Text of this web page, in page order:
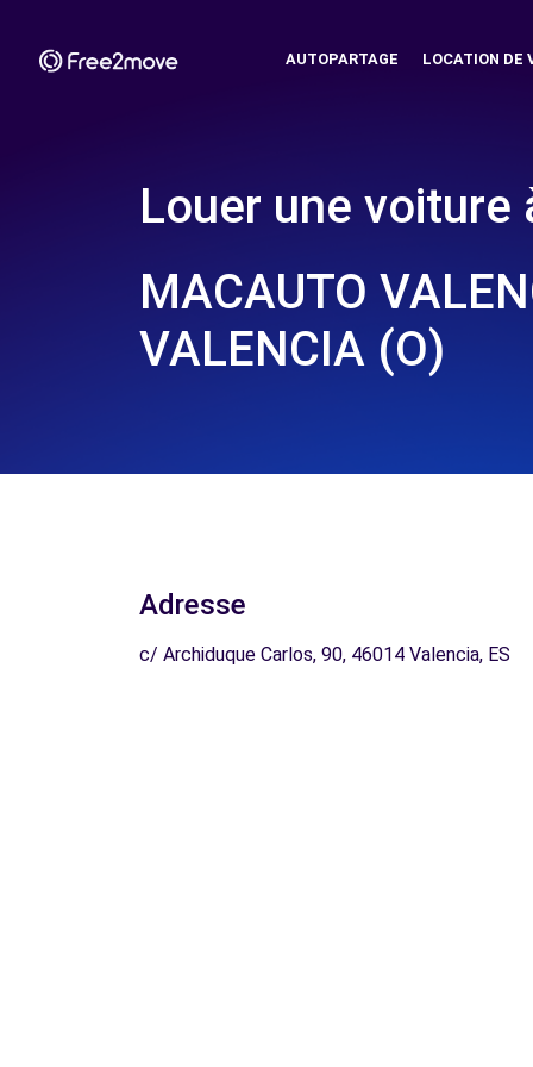
AUTOPARTAGE LOCATION DE
Louer une voiture
MACAUTO
VALENCIA (O)
Adresse
c/ Archiduque Carlos, 90, 46014 Valencia, ES